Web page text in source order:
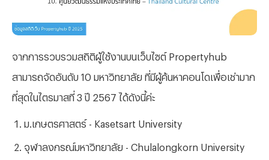
จากการรวบรวมสถิติผู้ใช้งานบนเว็บไซต์ Propertyhub
สามารถจัดอันดับ 10 มหาวิทยาลัย ที่มีผู้ค้นหาคอนโดเพื่อเช่ามาก
ที่สุดในไตรมาสที่ 3 ปี 2567 ได้ดังนี้ค่ะ
ม.เกษตรศาสตร์ - Kasetsart University
จุฬาลงกรณ์มหาวิทยาลัย - Chulalongkorn University